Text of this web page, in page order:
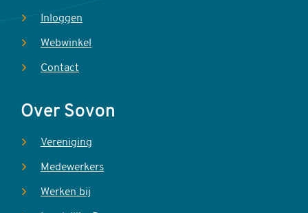
Inloggen
Webwinkel
Contact
Over Sovon
Vereniging
Medewerkers
Werken bij